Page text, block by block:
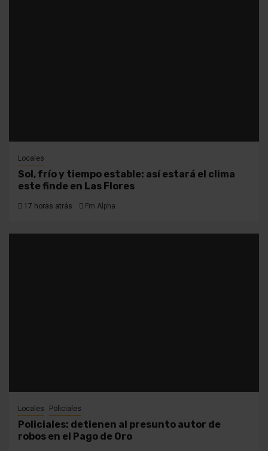
Locales
Sol, frío y tiempo estable: así estará el clima
este finde en Las Flores
17 horas atrás Fm Alpha
Locales Policiales
Policiales: detienen al presunto autor de
robos en el Pago de Oro